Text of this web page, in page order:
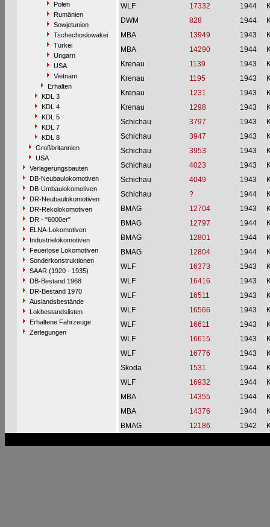
Polen
Rumänien
Sowjetunion
Tschechoslowakei
Türkei
Ungarn
USA
Vietnam
Erhalten
KDL 3
KDL 4
KDL 5
KDL 7
KDL 8
Großbritannien
USA
Verlagerungsbauten
DB-Neubaulokomotiven
DB-Umbaulokomotiven
DR-Neubaulokomotiven
DR-Rekolokomotiven
DR - "6000er"
ELNA-Lokomotiven
Industrielokomotiven
Feuerlose Lokomotiven
Sonderkonstruktionen
SAAR (1920 - 1935)
DB-Bestand 1968
DR-Bestand 1970
Auslandsbestände
Lokbestandslisten
Erhaltene Fahrzeuge
Zerlegungen
WLF
17332 1944
DWM
828 1944
MBA
13949 1943
MBA
14290 1944
Krenau
1139 1943
Krenau
1195 1943
Krenau
1231 1943
Krenau
1298 1943
Schichau
3797 1943
Schichau
3947 1943
Schichau
3953 1943
Schichau
4023 1943
Schichau
4049 1943
Schichau
? 1944
BMAG
12704 1943
BMAG
12797 1944
BMAG
12801 1944
BMAG
12804 1944
WLF
16373 1943
WLF
16416 1943
WLF
16511 1943
WLF
16566 1943
WLF
16611 1943
WLF
16615 1943
WLF
16776 1943
Skoda
1531 1944
WLF
16932 1944
MBA
14355 1944
MBA
14376 1944
BMAG
12186 1942